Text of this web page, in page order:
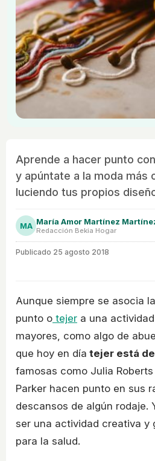
Aprende a hacer punto
y apúntate a la moda más
luciendo tus propios
MA María Amor Martínez
Redacción Bekia Hogar
Publicado 25 agosto 2018
Aunque siempre se asocia
punto o tejer a una
mayores, como algo de
que hoy en día tejer está
famosas como Julia
Parker hacen punto en sus
descansos de algún rodaje.
ser una actividad creativa y
para la salud.